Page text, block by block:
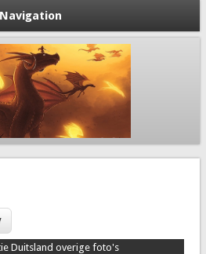
Navigation
Duitsland overige foto's